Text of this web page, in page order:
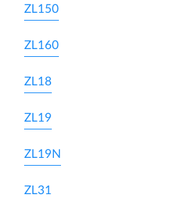
ZL150
ZL160
ZL18
ZL19
ZL19N
ZL31